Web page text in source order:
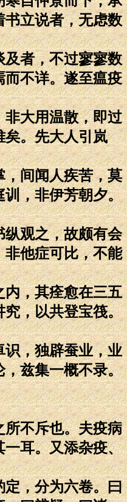
书立说者，无虑数
及者，不过寥寥数
而不详。遂至瘟疫
非大用温散，即过
矣。先大人引岚
，间闻人疾苦，莫
训，非伊芳朝夕。
纵观之，故颇有会
非他症可比，不能
内，其痊愈在三五
究，以共登宝筏。
识，独辟蚕业，业
，兹集一概不录。
所不斥也。夫疫病
一耳。又添杂疫、
定，分为六卷。曰